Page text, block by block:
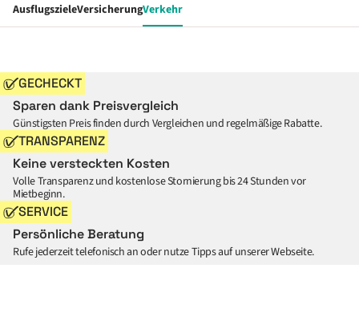
AusflugszieleVersicherungVerkehr
GECHECKT
Sparen dank Preisvergleich
Günstigsten Preis finden durch Vergleichen und regelmäßige Rabatte.
TRANSPARENZ
Keine versteckten Kosten
Volle Transparenz und kostenlose Stornierung bis 24 Stunden vor
Mietbeginn.
SERVICE
Persönliche Beratung
Rufe jederzeit telefonisch an oder nutze Tipps auf unserer Webseite.